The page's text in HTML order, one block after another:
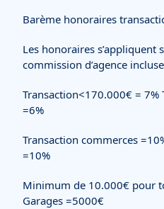
Barème honoraires
Les honoraires s’appliquent
commission d’agence incluse
Transaction<170.000€ =
=6%
Transaction commerces
=10%
Minimum de 10.000€ pour
Garages =5000€